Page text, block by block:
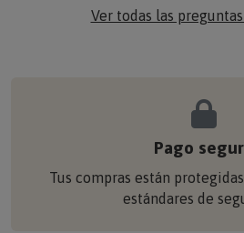
Ver todas las
Pago
Tus compras están
estándares de